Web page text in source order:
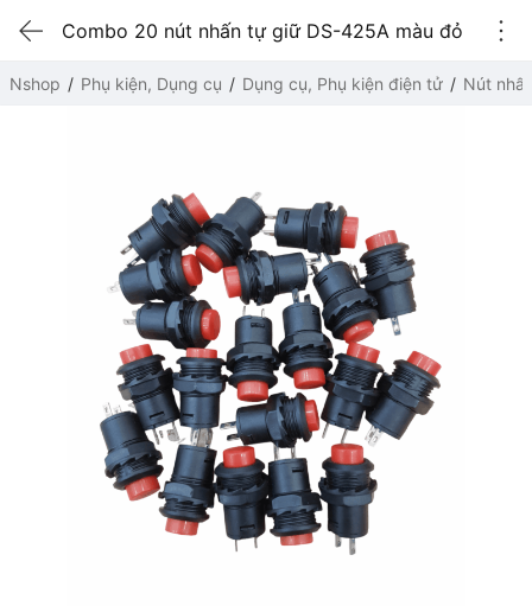
Combo 20 nút nhấn tự giữ DS-425A màu đỏ
Nshop Phụ kiện, Dụng cụ Dụng cụ, Phụ kiện điện tử Nút